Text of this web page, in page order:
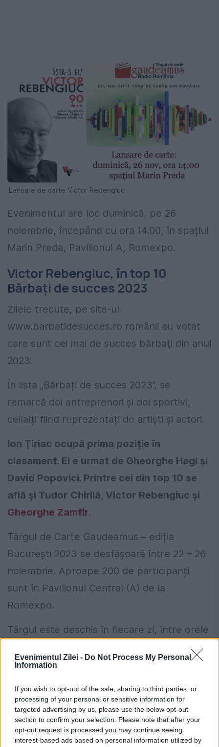
Evenimentul Zilei - Do Not Process My Personal
Information
If you wish to opt-out of the sale, sharing to third parties, or
processing of your personal or sensitive information for
targeted advertising by us, please use the below opt-out
section to confirm your selection. Please note that after your
opt-out request is processed you may continue seeing
interest-based ads based on personal information utilized by
Lansare de carte Victor Rebengiuc
Evenimentul are loc duminică, pe 26
noiembrie, începând cu ora 14.00, în spațiul
Marin Preda, Pavilionul A, Romexpo.
Victor Rebengiuc, în top 10
Bărbaţi de succes 2023
Zilele trecute, pe site-ul
www.barbatidesucces.ro românii au votat
care sunt cei mai de succes bărbaţi din anul
2023.
În lista „Bărbați de succes 2023”, se
remarcă doi antreprenori și doi sportivi,
ceilalți fiind reprezentați de artiști și actori.
Ion Ţiriac ocupă prima poziție în
clasament. El e urmat de Gheorghe Hagi și
David Popovici. Printre cei din top 10 se
află și Tudor Chirilă, Victor Rebengiuc și
Gheorghe Zamfir.
Târgul de Carte Gaudeamus – ediția
București 2023 se desfășoară între 22 – 26
noiembrie. Aproape 200 de participanți
sunt în Pavilionul Central (A) de la
Romexpo.
Târgul este deschis în fiecare zi, între orele
în energie: „Trebuie să accelerăm cât se
poate de repede acele investiții”
Cum verifici dacă ai datorii la Primărie?
Metoda prin care afli online dacă ai